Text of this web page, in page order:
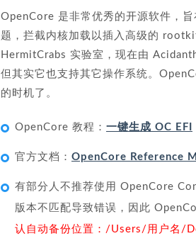
OpenCore 是非常优秀的开源软件，
题，拦截内核加载以插入高级的
HermitCrabs 实验室，现在由
但其实它也支持其它操作系统。
的时机了。
OpenCore 教程： 一键生成 OC EFI
官方文档： OpenCore Reference
有部分人不推荐使用 OpenCore
版本不匹配导致错误，因此
认自动备份位置：/Users/用户名/